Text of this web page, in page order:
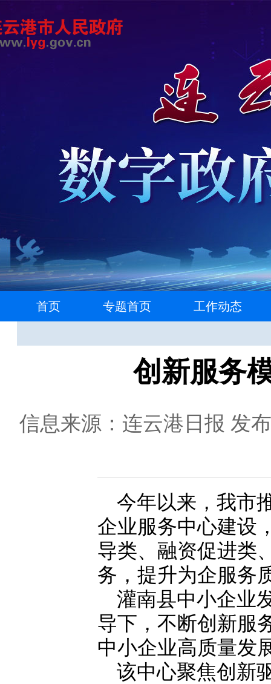
首页 专题首页 工作动态
创新服务
信息来源：连云港日报 发
今年以来，我市
企业服务中心建设
导类、融资促进类
务，提升为企服务
灌南县中小企业
导下，不断创新服
中小企业高质量发
该中心聚焦创新